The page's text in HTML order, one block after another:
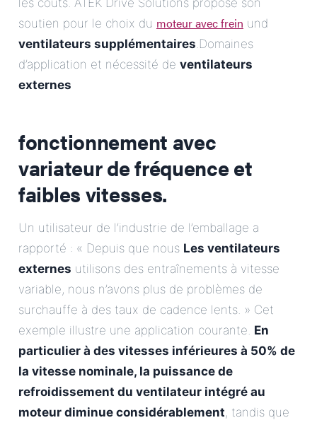
les coûts. ATEK Drive Solutions propose son
soutien pour le choix du moteur avec frein und
ventilateurs supplémentaires.Domaines
d’application et nécessité de ventilateurs
externes
fonctionnement avec
variateur de fréquence et
faibles vitesses.
Un utilisateur de l’industrie de l’emballage a
rapporté : « Depuis que nous Les ventilateurs
externes utilisons des entraînements à vitesse
variable, nous n’avons plus de problèmes de
surchauffe à des taux de cadence lents. » Cet
exemple illustre une application courante. En
particulier à des vitesses inférieures à 50% de
la vitesse nominale, la puissance de
refroidissement du ventilateur intégré au
moteur diminue considérablement, tandis que